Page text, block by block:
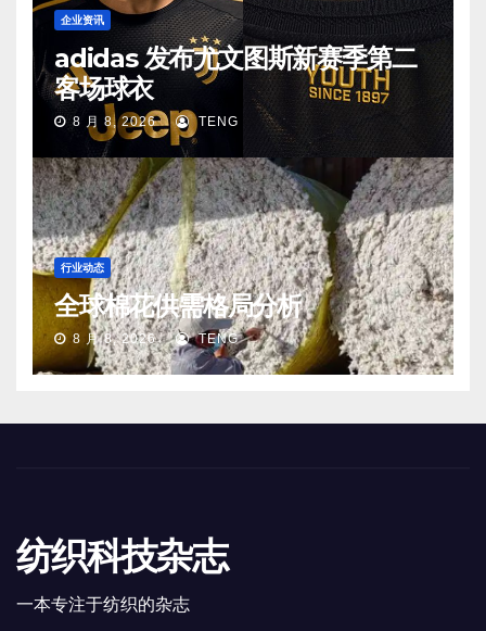
企业资讯
adidas 发布尤文图斯新赛季第二
客场球衣
8 月 8, 2026 TENG
行业动态
全球棉花供需格局分析
8 月 8, 2026 TENG
纺织科技杂志
一本专注于纺织的杂志